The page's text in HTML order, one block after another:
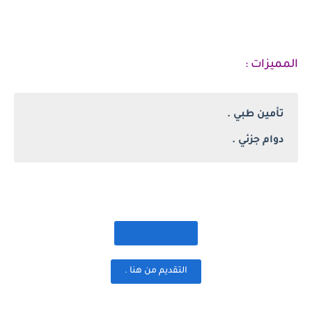
المميزات :
تأمين طبي .
دوام جزئي .
التقديم من هنا .